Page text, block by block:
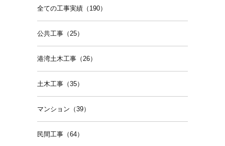
全ての工事実績（190）
公共工事（25）
港湾土木工事（26）
土木工事（35）
マンション（39）
民間工事（64）